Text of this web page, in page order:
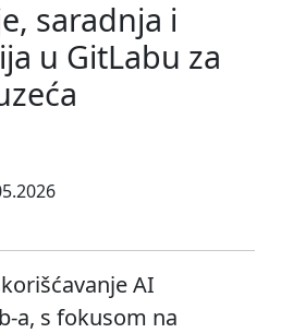
saradnja i
u GitLabu za
AI
a, s fokusom na